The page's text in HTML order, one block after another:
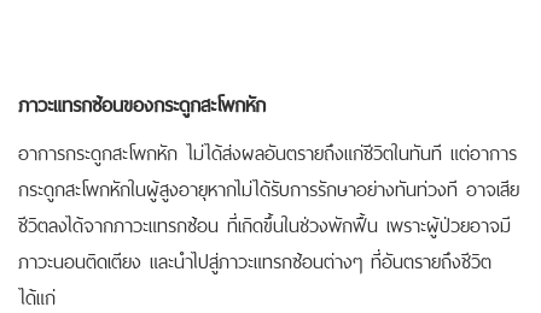
ภาวะแทรกซ้อนของกระดูกสะโพกหัก
อาการกระดูกสะโพกหัก ไม่ได้ส่งผลอันตรายถึงแก่ชีวิตในทันที แต่อาการ
กระดูกสะโพกหักในผู้สูงอายุหากไม่ได้รับการรักษาอย่างทันท่วงที อาจเสีย
ชีวิตลงได้จากภาวะแทรกซ้อน ที่เกิดขึ้นในช่วงพักฟื้น เพราะผู้ป่วยอาจมี
ภาวะนอนติดเตียง และนำไปสู่ภาวะแทรกซ้อนต่างๆ ที่อันตรายถึงชีวิต
ได้แก่